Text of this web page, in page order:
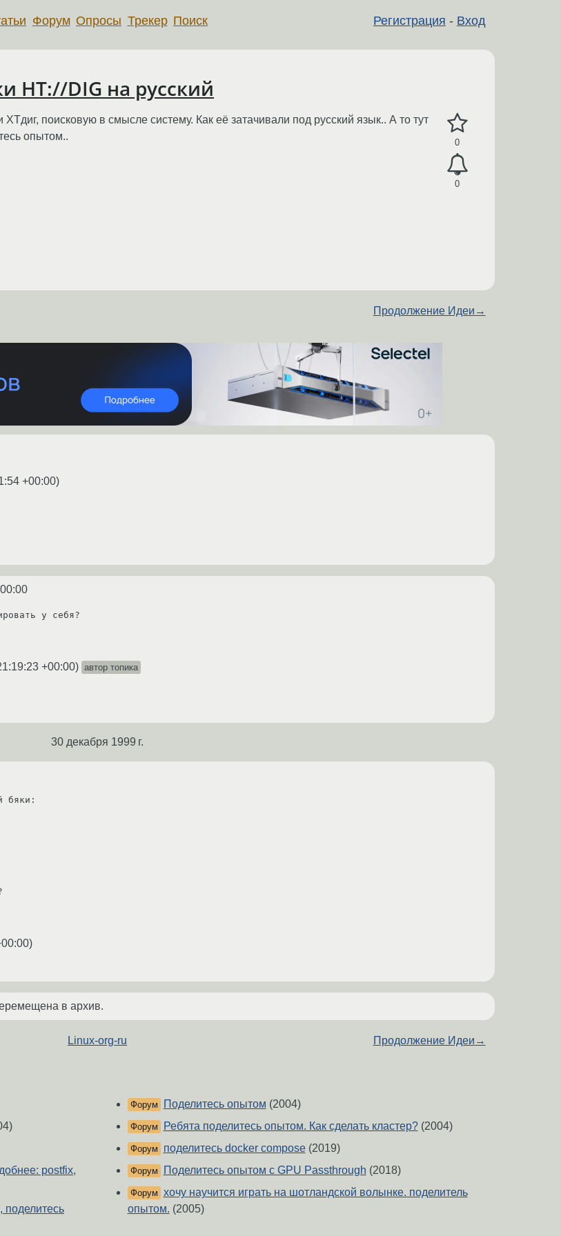
Регистрация - Вход
Форум Опросы Трекер Поиск
HT://DIG на русский
0
0
поисковую в смысле систему. Как её затачивали под русский язык.. А то тут
опытом..
Продолжение Идеи →
+00:00)
у себя?
+00:00) автор топика
30 декабря 1999 г.
бяки:
)
в архив.
Linux-org-ru Продолжение Идеи →
postfix,
поделитесь
Форум Поделитесь опытом (2004)
Форум Ребята поделитесь опытом. Как сделать кластер?(2004)
Форум поделитесь docker compose(2019)
Форум Поделитесь опытом с GPU Passthrough (2018)
Форум хочу научится играть на шотландской волынке. поделитель
опытом. (2005)